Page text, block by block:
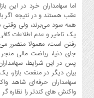
اما سهامداران خرد در این
عقب هستند و در نتیجه اگر
همه سود می‌برند، ولی
یک تاخیر و عدم اطلاعات
رفتن است، معمولا متضرر
جای دنیا، ریاضت مالی
پس در این شرایط،
بیان دیگر در منفعت
سهامداران حرفه‌ای شاهد
واکنش های کند‌تر را نظاره